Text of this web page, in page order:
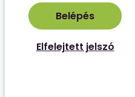
Elfelejtett jelszó